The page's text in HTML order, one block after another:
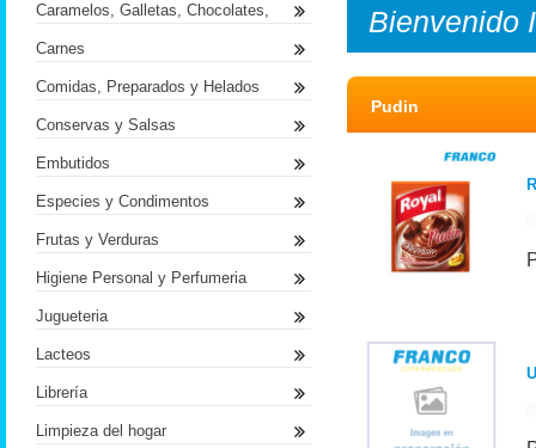
Bienvenido
Pudin
Caramelos, Galletas, Chocolates,
Carnes
Comidas, Preparados y Helados
Conservas y Salsas
Embutidos
Especies y Condimentos
Frutas y Verduras
Higiene Personal y Perfumeria
Jugueteria
Lacteos
Librería
Limpieza del hogar